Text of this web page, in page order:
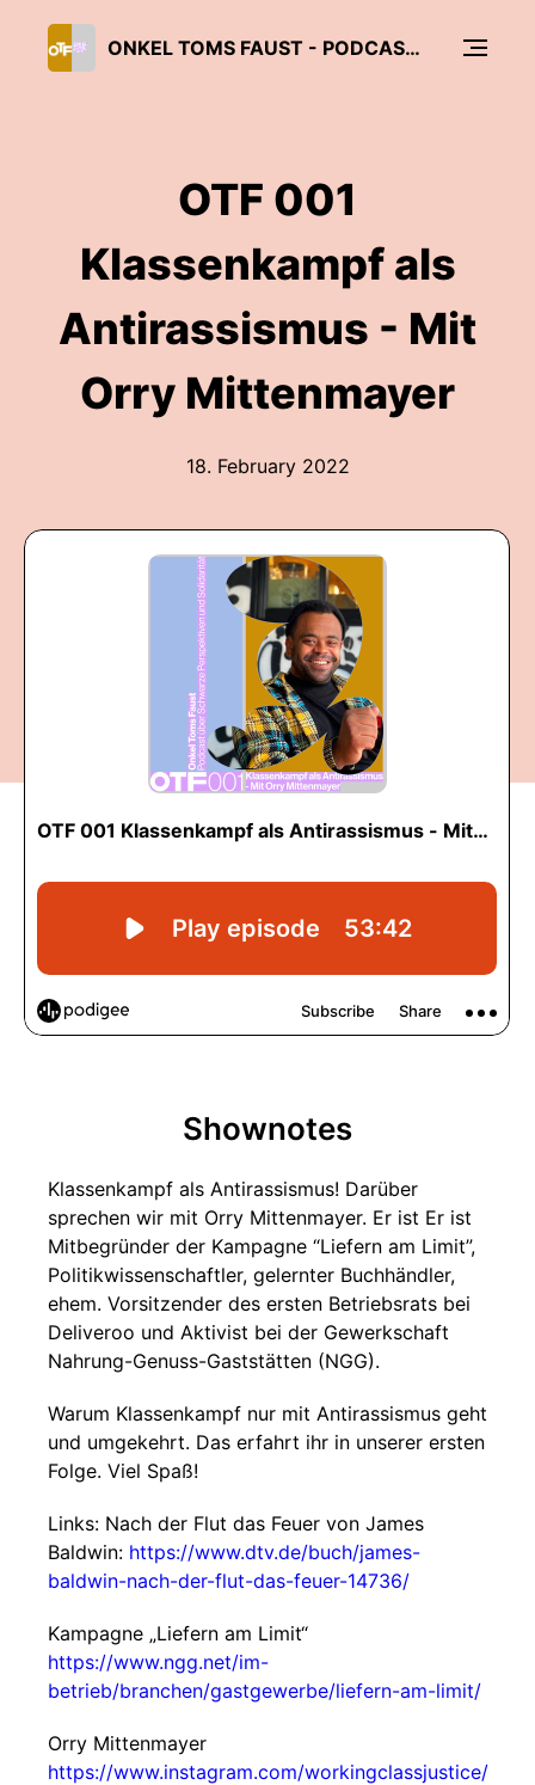
ONKEL TOMS FAUST - PODCAST ÜBER SCHWARZE PERSPEKTIVEN UND SOLIDARITÄT
OTF 001
Klassenkampf als
Antirassismus - Mit
Orry Mittenmayer
18. February 2022
Shownotes
Klassenkampf als Antirassismus! Darüber
sprechen wir mit Orry Mittenmayer. Er ist Er ist
Mitbegründer der Kampagne “Liefern am Limit”,
Politikwissenschaftler, gelernter Buchhändler,
ehem. Vorsitzender des ersten Betriebsrats bei
Deliveroo und Aktivist bei der Gewerkschaft
Nahrung-Genuss-Gaststätten (NGG).
Warum Klassenkampf nur mit Antirassismus geht
und umgekehrt. Das erfahrt ihr in unserer ersten
Folge. Viel Spaß!
Links: Nach der Flut das Feuer von James
Baldwin: https://www.dtv.de/buch/james-
baldwin-nach-der-flut-das-feuer-14736/
Kampagne „Liefern am Limit“
https://www.ngg.net/im-
betrieb/branchen/gastgewerbe/liefern-am-limit/
Orry Mittenmayer
https://www.instagram.com/workingclassjustice/